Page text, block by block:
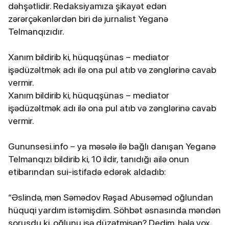
dəhşətlidir. Redaksiyamıza şikayət edən
zərərçəkənlərdən biri də jurnalist Yeganə
Telmanqızıdır.
Xanım bildirib ki, hüquqşünas – mediator
işədüzəltmək adı ilə ona pul atıb və zənglərinə cavab
vermir.
Xanım bildirib ki, hüquqşünas – mediator
işədüzəltmək adı ilə ona pul atıb və zənglərinə cavab
vermir.
Gununsesi.info – ya məsələ ilə bağlı danışan Yeganə
Telmanqızı bildirib ki, 10 ildir, tanıdığı ailə onun
etibarından sui-istifadə edərək aldadıb:
“Əslində, mən Səmədov Rəşad Abusəməd oğlundan
hüquqi yardım istəmişdim. Söhbət əsnasında məndən
soruşdu ki, oğlunu işə düzətmisən? Dedim, hələ yox,